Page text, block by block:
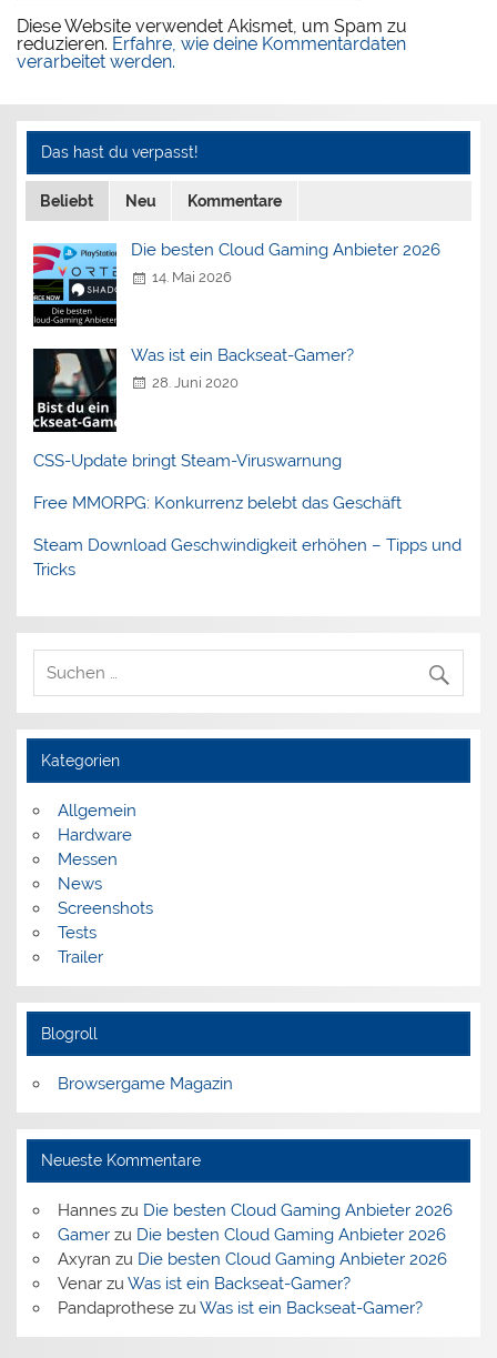
Diese Website verwendet Akismet, um Spam zu
reduzieren. Erfahre, wie deine Kommentardaten
verarbeitet werden.
Das hast du verpasst!
Beliebt Neu Kommentare
Die besten Cloud Gaming Anbieter 2026
14. Mai 2026
Was ist ein Backseat-Gamer?
28. Juni 2020
CSS-Update bringt Steam-Viruswarnung
Free MMORPG: Konkurrenz belebt das Geschäft
Steam Download Geschwindigkeit erhöhen – Tipps und
Tricks
Kategorien
Allgemein
Hardware
Messen
News
Screenshots
Tests
Trailer
Blogroll
Browsergame Magazin
Neueste Kommentare
Hanneszu Die besten Cloud Gaming Anbieter 2026
Gamerzu Die besten Cloud Gaming Anbieter 2026
Axyran zu Die besten Cloud Gaming Anbieter 2026
Venarzu Was ist ein Backseat-Gamer?
Pandaprothesezu Was ist ein Backseat-Gamer?